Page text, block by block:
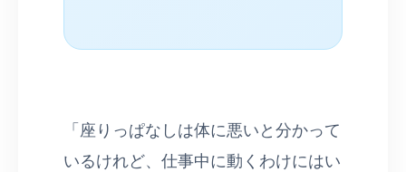
「座りっぱなしは体に悪いと分かって
いるけれど、仕事中に動くわけにはい